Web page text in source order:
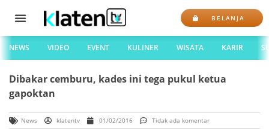
BELANJA
NEWS VIDEO EVENT KULINER WISATA KARIR
Dibakar cemburu, kades ini tega pukul ketua
gapoktan
News klatentv 01/02/2016 Tidak ada komentar